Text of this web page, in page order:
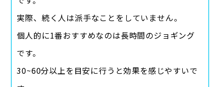
実際、続く人は派手なことをしていません。
個人的に1番おすすめなのは長時間のジョギング
です。
30~60分以上を目安に行うと効果を感じやすいで